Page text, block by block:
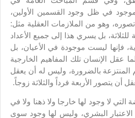
في ظل وجود القسمين الأولين،
وهو من الملازمات العقلية مثل:
للثلاثة، بل يسري هذا إلى جميع الأعداد
فإنها ليست موجودة في الأعيان، بل
عقل الإنسان تلك المفاهيم الخارجية
المنتزعة بالضرورة، وليس له أن يعقل
أن يتصور الأربعة فرداً والثلاثة زوجاً.
التي لا وجود لها خارجا ولا ذهنا ولا في
البشري، وليس لها وجود سوى